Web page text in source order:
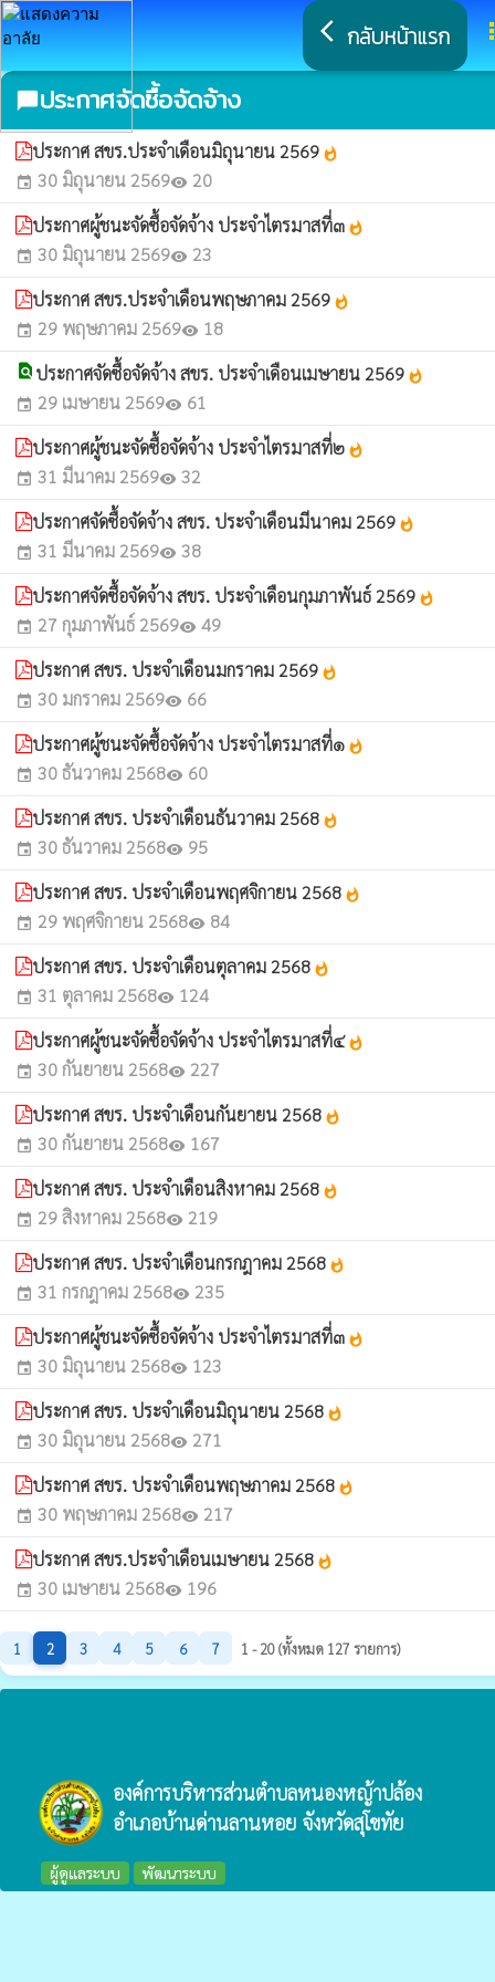
arrow_back_ios กลับหน้าแรก
chat_bubbleประกาศจัดซื้อจัดจ้าง
ประกาศ สขร.ประจำเดือนมิถุนายน 2569 whatshot
event 30 มิถุนายน 2569visibility 20
ประกาศผู้ชนะจัดซื้อจัดจ้าง ประจำไตรมาสที่๓ whatshot
event 30 มิถุนายน 2569visibility 23
ประกาศ สขร.ประจำเดือนพฤษภาคม 2569 whatshot
event 29 พฤษภาคม 2569visibility 18
find_in_page ประกาศจัดซื้อจัดจ้าง สขร. ประจำเดือนเมษายน 2569 whatshot
event 29 เมษายน 2569visibility 61
ประกาศผู้ชนะจัดซื้อจัดจ้าง ประจำไตรมาสที่๒ whatshot
event 31 มีนาคม 2569visibility 32
ประกาศจัดซื้อจัดจ้าง สขร. ประจำเดือนมีนาคม 2569 whatshot
event 31 มีนาคม 2569visibility 38
ประกาศจัดซื้อจัดจ้าง สขร. ประจำเดือนกุมภาพันธ์ 2569 whatshot
event 27 กุมภาพันธ์ 2569visibility 49
ประกาศ สขร. ประจำเดือนมกราคม 2569 whatshot
event 30 มกราคม 2569visibility 66
ประกาศผู้ชนะจัดซื้อจัดจ้าง ประจำไตรมาสที่๑ whatshot
event 30 ธันวาคม 2568visibility 60
ประกาศ สขร. ประจำเดือนธันวาคม 2568 whatshot
event 30 ธันวาคม 2568visibility 95
ประกาศ สขร. ประจำเดือนพฤศจิกายน 2568 whatshot
event 29 พฤศจิกายน 2568visibility 84
ประกาศ สขร. ประจำเดือนตุลาคม 2568 whatshot
event 31 ตุลาคม 2568visibility 124
ประกาศผู้ชนะจัดซื้อจัดจ้าง ประจำไตรมาสที่๔whatshot
event 30 กันยายน 2568visibility 227
ประกาศ สขร. ประจำเดือนกันยายน 2568 whatshot
event 30 กันยายน 2568visibility 167
ประกาศ สขร. ประจำเดือนสิงหาคม 2568 whatshot
event 29 สิงหาคม 2568visibility 219
ประกาศ สขร. ประจำเดือนกรกฎาคม 2568 whatshot
event 31 กรกฎาคม 2568visibility 235
ประกาศผู้ชนะจัดซื้อจัดจ้าง ประจำไตรมาสที่๓ whatshot
event 30 มิถุนายน 2568visibility 123
ประกาศ สขร. ประจำเดือนมิถุนายน 2568 whatshot
event 30 มิถุนายน 2568visibility 271
ประกาศ สขร. ประจำเดือนพฤษภาคม 2568 whatshot
event 30 พฤษภาคม 2568visibility 217
ประกาศ สขร.ประจำเดือนเมษายน 2568 whatshot
event 30 เมษายน 2568visibility 196
1 2 3 4 5 6 7 1 - 20 (ทั้งหมด 127 รายการ)
องค์การบริหารส่วนตำบลหนองหญ้าปล้อง
อำเภอบ้านด่านลานหอย จังหวัดสุโขทัย
ผู้ดูแลระบบ พัฒนาระบบ